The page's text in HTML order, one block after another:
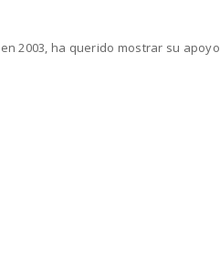
2003, ha querido mostrar su apoyo